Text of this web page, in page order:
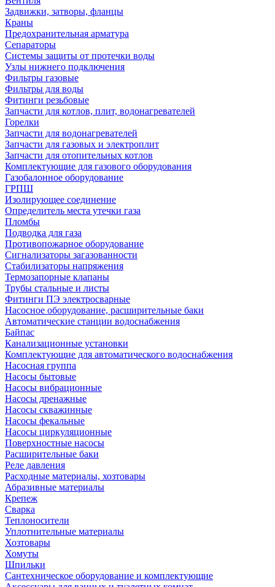
Задвижки, затворы, фланцы
Краны
Предохранительная арматура
Сепараторы
Системы защиты от протечки воды
Узлы нижнего подключения
Фильтры газовые
Фильтры для воды
Фитинги резьбовые
Запчасти для котлов, плит, водонагревателей
Горелки
Запчасти для водонагревателей
Запчасти для газовых и электроплит
Запчасти для отопительных котлов
Комплектующие для газового оборудования
Газобалонное оборудование
ГРПШ
Изолирующее соединение
Определитель места утечки газа
Пломбы
Подводка для газа
Противопожарное оборудование
Сигнализаторы загазованности
Стабилизаторы напряжения
Термозапорные клапаны
Трубы стальные и листы
Фитинги ПЭ электросварные
Насосное оборудование, расширительные баки
Автоматические станции водоснабжения
Байпас
Канализационные установки
Комплектующие для автоматического водоснабжения
Насосная группа
Насосы бытовые
Насосы вибрационные
Насосы дренажные
Насосы скважинные
Насосы фекальные
Насосы циркуляционные
Поверхностные насосы
Расширительные баки
Реле давления
Расходные материалы, хозтовары
Абразивные материалы
Крепеж
Сварка
Теплоносители
Уплотнительные материалы
Хозтовары
Хомуты
Шпильки
Сантехническое оборудование и комплектующие